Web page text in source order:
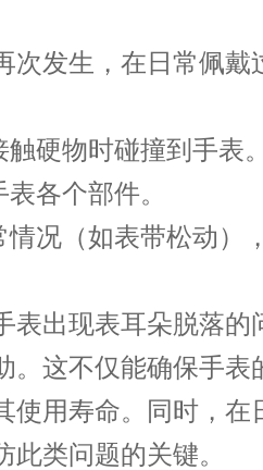
发生，在日常佩戴
硬物时碰撞到手表。
各个部件。
况（如表带松动）
出现表耳朵脱落的
。这不仅能确保手表
使用寿命。同时，在
类问题的关键。